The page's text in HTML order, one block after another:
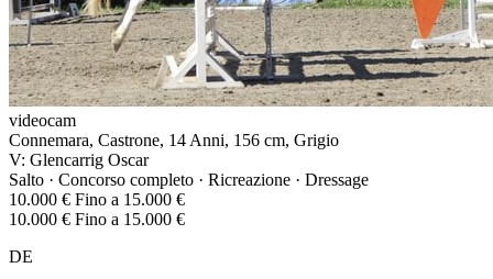
videocam
Connemara, Castrone, 14 Anni, 156 cm, Grigio
V: Glencarrig Oscar
Salto · Concorso completo · Ricreazione · Dressage
10.000 € Fino a 15.000 €
10.000 € Fino a 15.000 €
DE